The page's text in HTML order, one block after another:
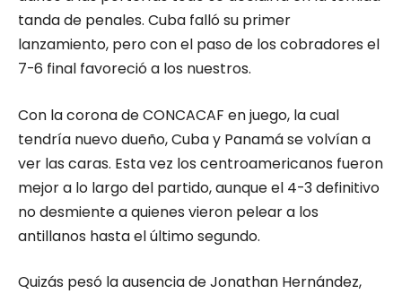
tanda de penales. Cuba falló su primer
lanzamiento, pero con el paso de los cobradores el
7-6 final favoreció a los nuestros.
Con la corona de CONCACAF en juego, la cual
tendría nuevo dueño, Cuba y Panamá se volvían a
ver las caras. Esta vez los centroamericanos fueron
mejor a lo largo del partido, aunque el 4-3 definitivo
no desmiente a quienes vieron pelear a los
antillanos hasta el último segundo.
Quizás pesó la ausencia de Jonathan Hernández,